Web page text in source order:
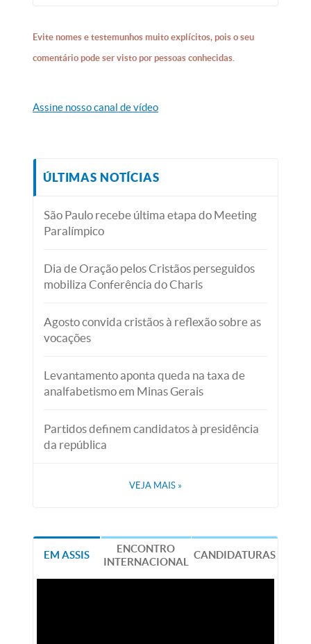
Evite nomes e testemunhos muito explícitos, pois o seu
comentário pode ser visto por pessoas conhecidas.
Assine nosso canal de vídeo
ÚLTIMAS NOTÍCIAS
São Paulo recebe última etapa do Meeting
Paralímpico
Dia de Oração pelos Cristãos perseguidos
mobiliza Conferência do Charis
Agosto convida cristãos à reflexão sobre as
vocações
Levantamento aponta queda na taxa de
analfabetismo em Minas Gerais
Partidos definem candidatos à presidência
da república
VEJA MAIS »
EM ASSIS
ENCONTRO
INTERNACIONAL
CANDIDATURAS